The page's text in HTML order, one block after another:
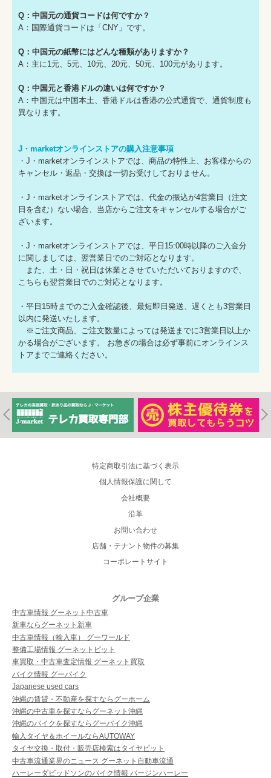
Q：中国元の通貨コードは何ですか？
A：国際通貨コードは「CNY」です。
Q：中国元の紙幣にはどんな種類がありますか？
A：主に1元、5元、10元、20元、50元、100元があります。
Q：中国元と香港ドルの違いは何ですか？
A：中国元は中国本土、香港ドルは香港の公式通貨で、通貨制度も
異なります。
J・marketオンラインストアの購入注意事項
・J・marketオンラインストアでは、商品の特性上、お客様からの
キャンセル・返品・交換は一切お受けしておりません。
・J・marketオンラインストアでは、代金の振込が4営業日（注文
日を含む）ない場合、当店からご注文をキャンセルする場合がご
ざいます。
・J・marketオンラインストアでは、平日15:00時以降のご入金分
に関しましては、翌営業日でのご対応となります。
また、土・日・祝日は休業とさせていただいておりますので、
こちらも翌営業日でのご対応となります。
・平日15時までのご入金確認後、最短即日発送、遅くとも3営業日
以内に発送いたします。
※ご注文商品、ご注文数量によっては発送までに3営業日以上か
かる場合がございます。 お急ぎの場合は必ず事前にオンラインス
トアまでご連絡ください。
特定商取引法に基づく表示
個人情報保護に関して
会社概要
沿革
お問い合わせ
店舗・テナント物件の募集
コーポレートサイト
グループ企業
中古車情報 グーネット中古車
新車ならグーネット新車
中古車情報（輸入車） グーワールド
整備工場情報 グーネットピット
車買取・中古車査定情報 グーネット買取
バイク情報 グーバイク
Japanese used cars
沖縄の賃貸・不動産を探すならグーホーム
沖縄の中古車を探すならグーネット沖縄
沖縄のバイクを探すならグーバイク沖縄
輸入タイヤ＆ホイールならAUTOWAY
タイヤ交換・取付・販売店検索はタイヤピット
中古車流通業界のニュース グーネット自動車流通
ハーレーダビッドソンのバイク情報 バージンハーレー